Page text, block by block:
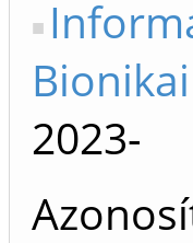
2023-